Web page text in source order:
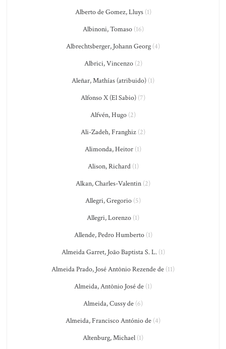
Alberto de Gomez, Lluys(1)
Albinoni, Tomaso(16)
Albrechtsberger, Johann Georg (4)
Albrici, Vincenzo(2)
Aleñar, Mathías (atribuido) (1)
Alfonso X (El Sabio) (7)
Alfvén, Hugo (2)
Ali-Zadeh, Franghiz (2)
Alimonda, Heitor (1)
Alison, Richard(1)
Alkan, Charles-Valentin (2)
Allegri, Gregorio (5)
Allegri, Lorenzo (1)
Allende, Pedro Humberto(1)
Almeida Garret, João Baptista S. L.(1)
Almeida Prado, José Antônio Rezende de (11)
Almeida, Antônio José de (1)
Almeida, Cussy de (6)
Almeida, Francisco António de (4)
Altenburg, Michael (1)